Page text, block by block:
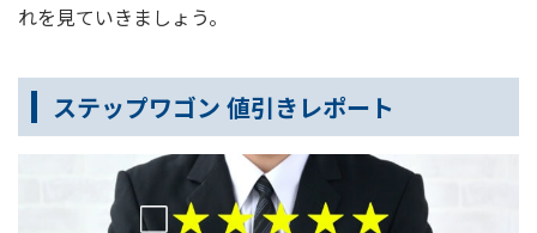
れを見ていきましょう。
ステップワゴン 値引きレポート